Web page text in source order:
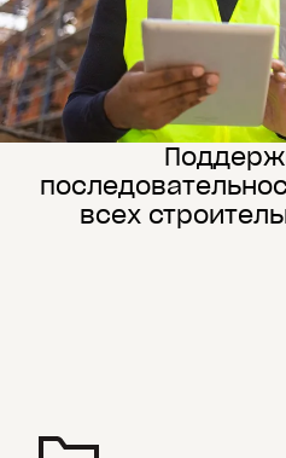
всех